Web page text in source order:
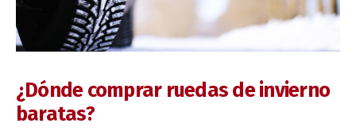
¿Dónde comprar ruedas de invierno
baratas?
Fotos